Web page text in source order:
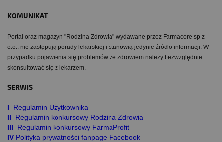
KOMUNIKAT
Portal oraz magazyn "Rodzina Zdrowia" wydawane przez Farmacore sp z
o.o.. nie zastępują porady lekarskiej i stanowią jedynie źródło informacji. W
przypadku pojawienia się problemów ze zdrowiem należy bezwzględnie
skonsultować się z lekarzem.
SERWIS
I Regulamin Użytkownika
II
Regulamin konkursowy Rodzina Zdrowia
III
Regulamin konkursowy FarmaProfit
IV Polityka prywatności fanpage Facebook